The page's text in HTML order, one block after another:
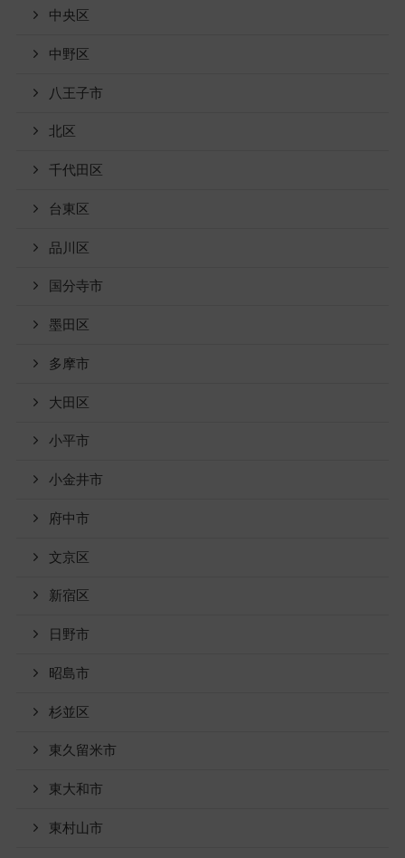
中央区
中野区
八王子市
北区
千代田区
台東区
品川区
国分寺市
墨田区
多摩市
大田区
小平市
小金井市
府中市
文京区
新宿区
日野市
昭島市
杉並区
東久留米市
東大和市
東村山市